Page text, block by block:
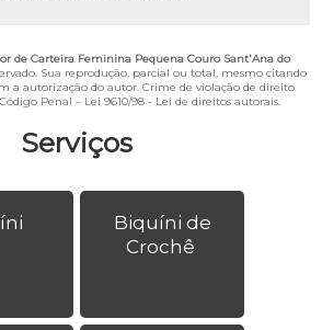
Serviços
Biquíni de
Crochê
de Carteira Feminina Pequena Couro Sant'Ana do
Sua reprodução, parcial ou total, mesmo citando
a autorização do autor. Crime de violação de direito
Penal – Lei 9610/98 - Lei de direitos autorais.